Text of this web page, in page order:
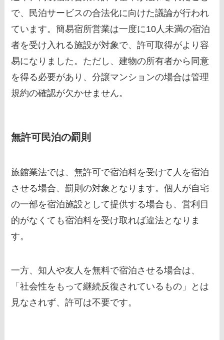
で、民泊サービスの合法化に向けた議論が行われ
ています。簡易宿所営業は一度に10人未満の宿泊
者を受け入れる施設が対象で、許可取得がより容
易になりました。ただし、建物の所有者から同意
を得る必要があり、分譲マンションの場合は管理
規約の確認が欠かせません。
無許可民泊の罰則
旅館業法では、無許可で宿泊料を受けて人を宿泊
させる場合、罰則の対象となります。個人が自宅
の一部を宿泊施設として提供する場合も、営利目
的がなくても宿泊料を受け取れば違法となりま
す。
一方、知人や友人を無料で宿泊させる場合は、
「社会性をもって継続反復されているもの」とは
見なされず、許可は不要です。